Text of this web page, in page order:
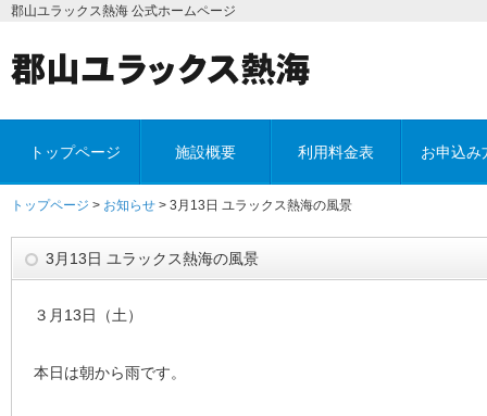
郡山ユラックス熱海 公式ホームページ
トップページ 施設概要 利用料金表 お申込み
トップページ > お知らせ > 3月13日 ユラックス熱海の風景
3月13日 ユラックス熱海の風景
３月13日（土）
本日は朝から雨です。